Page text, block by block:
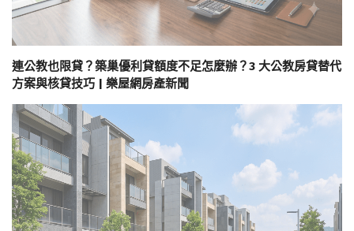
連公教也限貸？築巢優利貸額度不足怎麼辦？3 大公教房貸替代
方案與核貸技巧 | 樂屋網房產新聞